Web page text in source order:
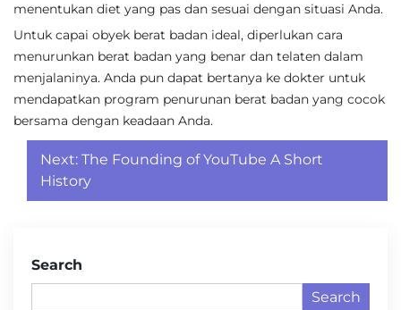
menentukan diet yang pas dan sesuai dengan situasi Anda.
Untuk capai obyek berat badan ideal, diperlukan cara
menurunkan berat badan yang benar dan telaten dalam
menjalaninya. Anda pun dapat bertanya ke dokter untuk
mendapatkan program penurunan berat badan yang cocok
bersama dengan keadaan Anda.
Post
navigation
Next: The Founding of YouTube A Short
History
Search
Search